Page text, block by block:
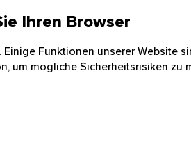
Ihren Browser
Funktionen unserer Website
um mögliche Sicherheitsrisiken zu